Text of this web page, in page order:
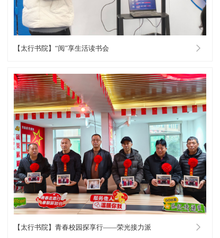
【太行书院】“阅”享生活读书会
【太行书院】青春校园探享行——荣光接力派